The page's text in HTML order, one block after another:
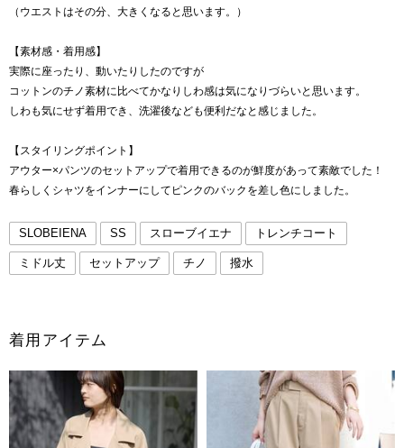
（ウエストはその分、大きくなると思います。）
【素材感・着用感】
実際に座ったり、動いたりしたのですが
コットンのチノ素材に比べてかなりしわ感は気になりづらいと思います。
しわも気にせず着用でき、洗濯後なども便利だなと感じました。
【スタイリングポイント】
アウター×パンツのセットアップで着用できるのが鮮度があって素敵でした！
春らしくシャツをインナーにしてピンクのバックを差し色にしました。
SLOBEIENA SS スローブイエナ トレンチコート
ミドル丈 セットアップ チノ 撥水
着用アイテム